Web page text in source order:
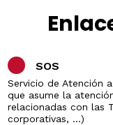
SOS
Servicio de Atención
que asume la
relacionadas con las
corporativas, ...)